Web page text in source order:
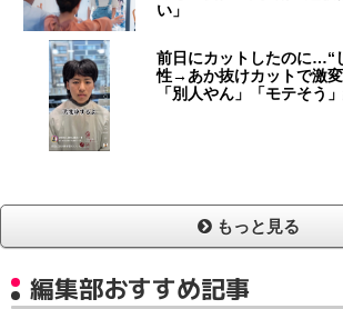
い」
前日にカットしたのに…“
性→あか抜けカットで激
「別人やん」「モテそう
もっと見る
編集部おすすめ記事